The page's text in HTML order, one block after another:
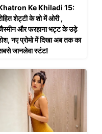
Ke Khiladi 15:
शेट्टी के शो में ओरी ,
और फरहाना भट्ट के उड़े
नए प्रोमो में दिखा अब तक का
जानलेवा स्टंट!